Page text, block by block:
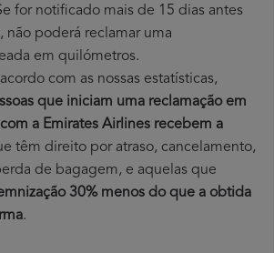
for notificado mais de 15 dias antes
não poderá reclamar uma
em quilómetros.
com as nossas estatísticas,
que iniciam uma reclamação em
a Emirates Airlines recebem a
têm direito por atraso, cancelamento,
de bagagem, e aquelas que
30% menos do que a obtida
.